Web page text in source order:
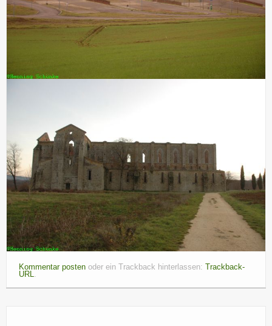
Kommentar posten oder ein Trackback hinterlassen:
Trackback-
URL.